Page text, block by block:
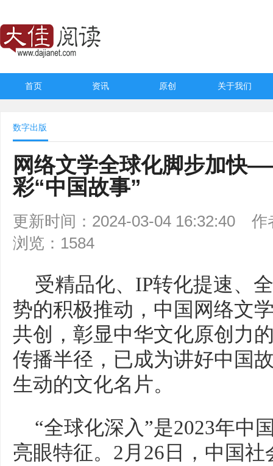
首页 资讯 原创 关于我们
数字出版
网络文学全球化脚步加快
彩“中国故事”
更新时间：2024-03-04 16:32:40
作
浏览：1584
受精品化、IP转化提速、
势的积极推动，中国网络文
共创，彰显中华文化原创力
传播半径，已成为讲好中国
生动的文化名片。
“全球化深入”是2023年中
亮眼特征。2月26日，中国